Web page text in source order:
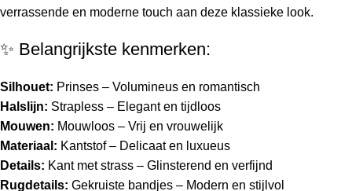
verrassende en moderne touch aan deze klassieke look.
✨ Belangrijkste kenmerken:
Silhouet: Prinses – Volumineus en romantisch
Halslijn: Strapless – Elegant en tijdloos
Mouwen: Mouwloos – Vrij en vrouwelijk
Materiaal: Kantstof – Delicaat en luxueus
Details: Kant met strass – Glinsterend en verfijnd
Rugdetails: Gekruiste bandjes – Modern en stijlvol